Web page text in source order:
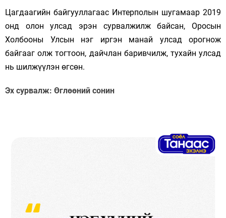
Цагдаагийн байгууллагаас Интерполын шугамаар 2019
онд олон улсад эрэн сурвалжилж байсан, Оросын
Холбооны Улсын нэг иргэн манай улсад орогнож
байгааг олж тогтоон, дайчлан баривчилж, тухайн улсад
нь шилжүүлэн өгсөн.
Эх сурвалж: Өглөөний сонин